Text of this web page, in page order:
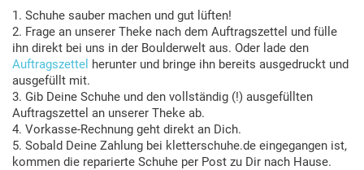
1. Schuhe sauber machen und gut lüften!
2. Frage an unserer Theke nach dem Auftragszettel und fülle
ihn direkt bei uns in der Boulderwelt aus. Oder lade den
Auftragszettel herunter und bringe ihn bereits ausgedruckt und
ausgefüllt mit.
3. Gib Deine Schuhe und den vollständig (!) ausgefüllten
Auftragszettel an unserer Theke ab.
4. Vorkasse-Rechnung geht direkt an Dich.
5. Sobald Deine Zahlung bei kletterschuhe.de eingegangen ist,
kommen die reparierte Schuhe per Post zu Dir nach Hause.